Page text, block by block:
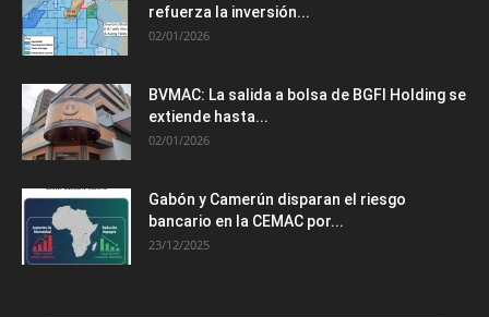
refuerza la inversión...
02/01/2026
BVMAC: La salida a bolsa de BGFI Holding se
extiende hasta...
02/01/2026
Gabón y Camerún disparan el riesgo
bancario en la CEMAC por...
23/12/2025